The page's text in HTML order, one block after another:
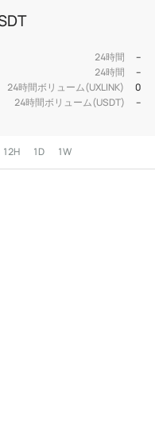
24時間
--
24時間
--
24時間ボリューム(UXLINK)
0
24時間ボリューム(USDT)
--
12H 1D 1W